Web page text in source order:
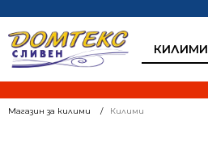
КИЛИМИ
Магазин за килими Килими